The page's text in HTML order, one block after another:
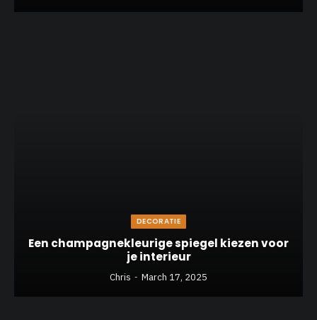
DECORATIE
Een champagnekleurige spiegel kiezen voor
je interieur
Chris March 17, 2025